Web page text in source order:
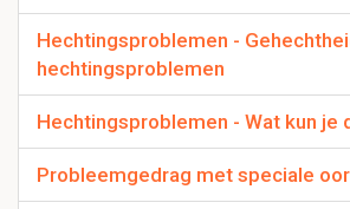
Hechtingsproblemen -
hechtingsproblemen
Hechtingsproblemen - Wat kun je
Probleemgedrag met speciale